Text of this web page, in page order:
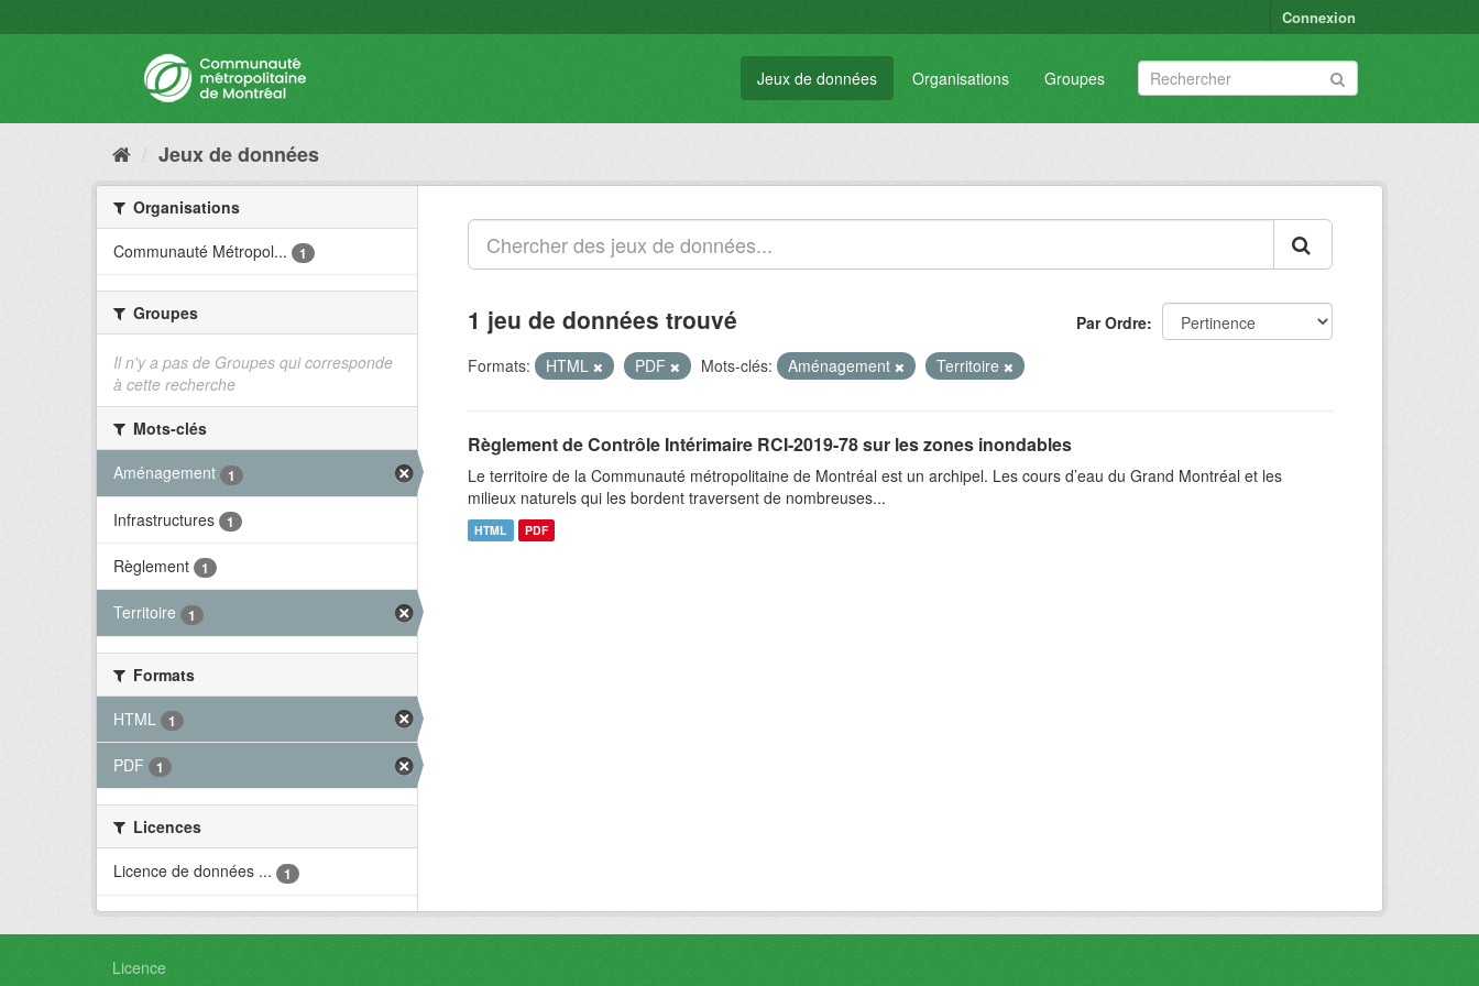
Connexion
Jeux de données Organisations Groupes
Jeux de données
Organisations
Communauté Métropol...
1
Groupes
Il n'y a pas de Groupes qui corresponde
à cette recherche
Mots-clés
Aménagement
1
Infrastructures 1
Règlement 1
Territoire 1
Formats
HTML
1
PDF 1
Licences
Licence de données ...
1
Par Ordre
1 jeu de données trouvé
Formats: HTML PDF Mots-clés: Aménagement Territoire
Règlement de Contrôle Intérimaire RCI-2019-78 sur les zones inondables
Le territoire de la Communauté métropolitaine de Montréal est un archipel. Les cours d’eau du Grand Montréal et les
milieux naturels qui les bordent traversent de nombreuses...
HTML PDF
Licence